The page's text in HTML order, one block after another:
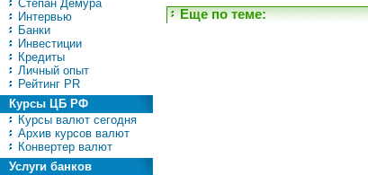
Степан Демура
Интервью
Банки
Инвестиции
Кредиты
Личный опыт
Рейтинг PR
Курсы ЦБ РФ
Курсы валют сегодня
Архив курсов валют
Конвертер валют
Услуги банков
Еще по теме: